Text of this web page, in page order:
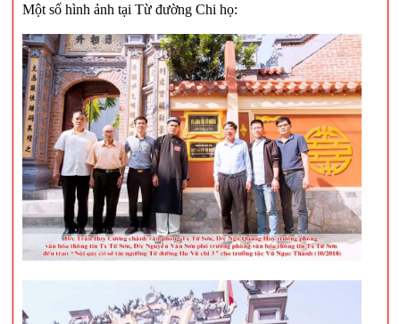
Một số hình ảnh tại Từ đường Chi họ: